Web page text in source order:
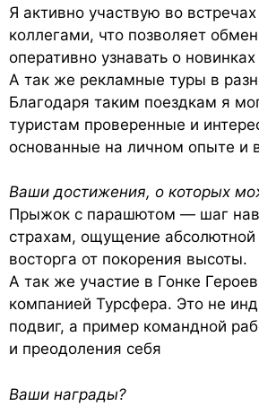
Я активно участвую во
коллегами, что позволяет
оперативно узнавать о
А так же рекламные туры в
Благодаря таким поездкам я
туристам проверенные и
основанные на личном опыте и
Ваши достижения, о которых
Прыжок с парашютом — шаг
страхам, ощущение
восторга от покорения высоты.
А так же участие в Гонке
компанией Турсфера. Это не
подвиг, а пример командной
и преодоления себя
Ваши награды?